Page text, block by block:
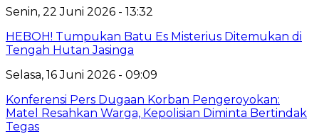
Senin, 22 Juni 2026 - 13:32
HEBOH! Tumpukan Batu Es Misterius Ditemukan di
Tengah Hutan Jasinga
Selasa, 16 Juni 2026 - 09:09
Konferensi Pers Dugaan Korban Pengeroyokan:
Matel Resahkan Warga, Kepolisian Diminta Bertindak
Tegas